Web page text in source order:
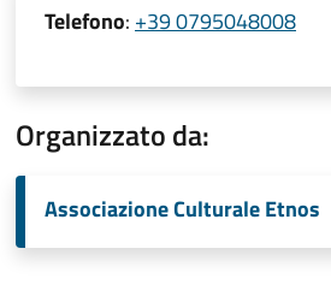
Telefono: +39 0795048008
Organizzato da:
Associazione Culturale Etnos